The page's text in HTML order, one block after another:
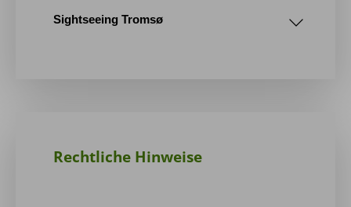
Sightseeing Tromsø
Rechtliche Hinweise